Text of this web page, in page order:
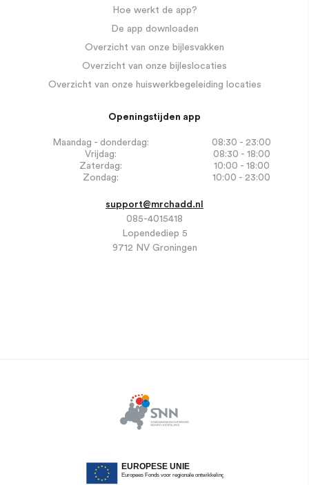
Hoe werkt de app?
De app downloaden
Overzicht van onze bijlesvakken
Overzicht van onze bijleslocaties
Overzicht van onze huiswerkbegeleiding locaties
Openingstijden app
Maandag - donderdag:
08:30 - 23:00
Vrijdag:
08:30 - 18:00
Zaterdag:
10:00 - 18:00
Zondag:
10:00 - 23:00
support@mrchadd.nl
085-4015418
Lopendediep 5
9712 NV Groningen